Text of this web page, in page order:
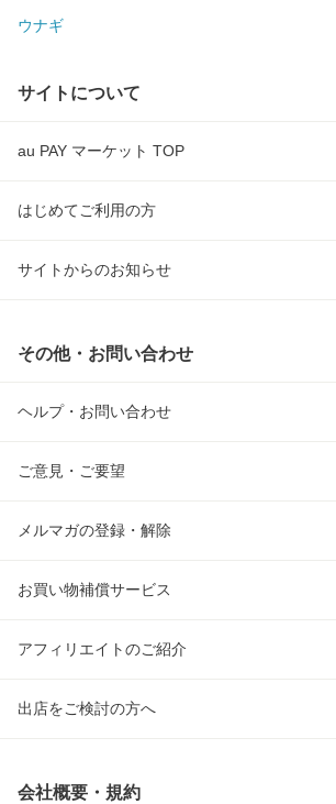
ウナギ
サイトについて
au PAY マーケット TOP
はじめてご利用の方
サイトからのお知らせ
その他・お問い合わせ
ヘルプ・お問い合わせ
ご意見・ご要望
メルマガの登録・解除
お買い物補償サービス
アフィリエイトのご紹介
出店をご検討の方へ
会社概要・規約